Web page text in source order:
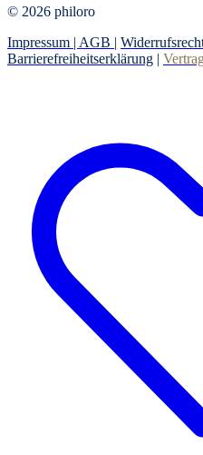
© 2026 philoro
Impressum | AGB |
Barrierefreiheitserklärung |